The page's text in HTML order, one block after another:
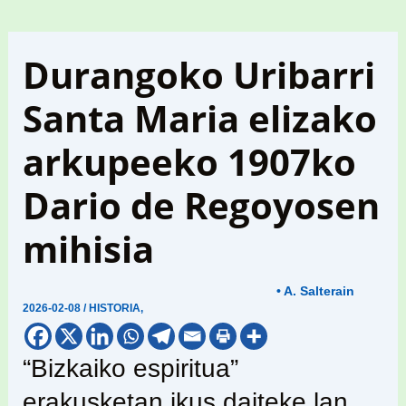
Durangoko Uribarri
Santa Maria elizako
arkupeeko 1907ko
Dario de Regoyosen
mihisia
2026-02-08/ HISTORIA,
• A. Salterain
“Bizkaiko espiritua”